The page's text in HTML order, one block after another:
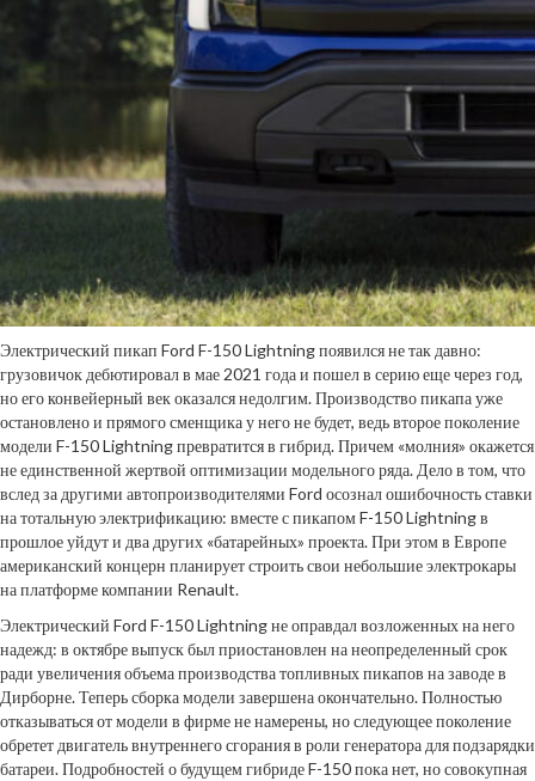
Электрический пикап Ford F-150 Lightning появился не так давно:
грузовичок дебютировал в мае 2021 года и пошел в серию еще через год,
но его конвейерный век оказался недолгим. Производство пикапа уже
остановлено и прямого сменщика у него не будет, ведь второе поколение
модели F-150 Lightning превратится в гибрид. Причем «молния» окажется
не единственной жертвой оптимизации модельного ряда. Дело в том, что
вслед за другими автопроизводителями Ford осознал ошибочность ставки
на тотальную электрификацию: вместе с пикапом F-150 Lightning в
прошлое уйдут и два других «батарейных» проекта. При этом в Европе
американский концерн планирует строить свои небольшие электрокары
на платформе компании Renault.
Электрический Ford F-150 Lightning не оправдал возложенных на него
надежд: в октябре выпуск был приостановлен на неопределенный срок
ради увеличения объема производства топливных пикапов на заводе в
Дирборне. Теперь сборка модели завершена окончательно. Полностью
отказываться от модели в фирме не намерены, но следующее поколение
обретет двигатель внутреннего сгорания в роли генератора для подзарядки
батареи. Подробностей о будущем гибриде F-150 пока нет, но совокупная